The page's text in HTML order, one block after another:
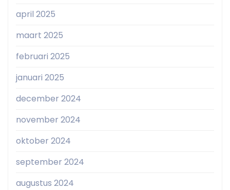
april 2025
maart 2025
februari 2025
januari 2025
december 2024
november 2024
oktober 2024
september 2024
augustus 2024